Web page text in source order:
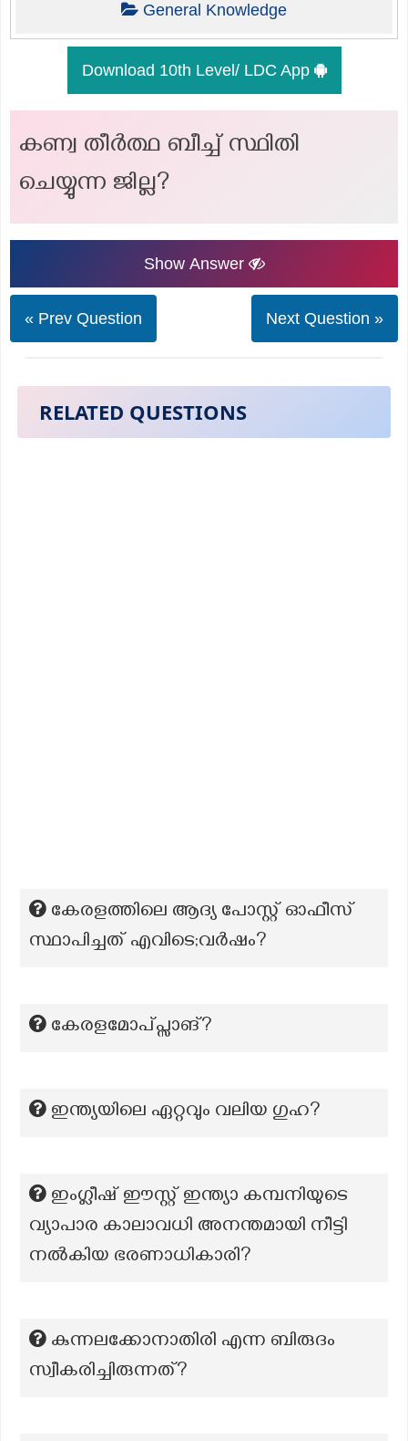
General Knowledge
Download 10th Level/ LDC App
കണ്വ തീർത്ഥ ബീച്ച് സ്ഥിതി
ചെയ്യുന്ന ജില്ല?
Show Answer
« Prev Question Next Question »
RELATED QUESTIONS
കേരളത്തിലെ ആദ്യ പോസ്റ്റ് ഓഫീസ്
സ്ഥാപിച്ചത് എവിടെ;വർഷം?
കേരളമോപ്പ്സാങ്?
ഇന്ത്യയിലെ ഏറ്റവും വലിയ ഗുഹ?
ഇംഗ്ലീഷ് ഈസ്റ്റ് ഇന്ത്യാ കമ്പനിയുടെ
വ്യാപാര കാലാവധി അനന്തമായി നീട്ടി
നൽകിയ ഭരണാധികാരി?
കുന്നലക്കോനാതിരി എന്ന ബിരുദം
സ്വീകരിച്ചിരുന്നത്?